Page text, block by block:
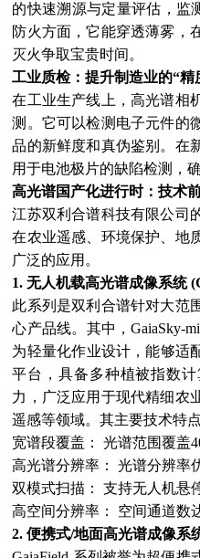
的快速溯源与定量评估，监
防火方面，它能穿透薄雾，
灭火争取宝贵时间。
工业质检：提升制造业的“精
在工业生产线上，高光谱相
测。它可以检测电子元件的
品的新鲜度和真伪鉴别。在
用于电池极片的缺陷检测，
高光谱国产化进行时：技术
江苏双利合谱科技有限公司
在农业遥感、环境保护、地
广泛的应用。
1. 无人机载高光谱成像系统
此系列是双利合谱针对大范
心产品线。其中，GaiaSky-
为轻量化作业设计，能够适
平台，具备多种植被指数
力，广泛应用于现代精细农
遥感等领域。其主要技术特点
宽谱段覆盖： 光谱范围覆盖
高光谱分辨率： 光谱分辨率
双模式扫描： 支持无人机悬
高空间分辨率： 空间通道数
2. 便携式/地面高光谱成像系